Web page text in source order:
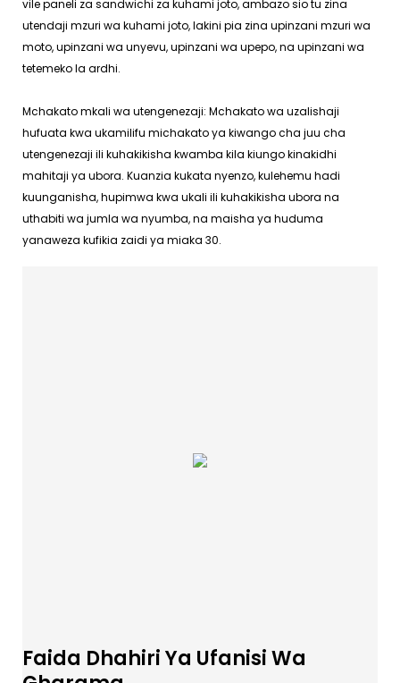
vile paneli za sandwichi za kuhami joto, ambazo sio tu zina
utendaji mzuri wa kuhami joto, lakini pia zina upinzani mzuri wa
moto, upinzani wa unyevu, upinzani wa upepo, na upinzani wa
tetemeko la ardhi.
Mchakato mkali wa utengenezaji: Mchakato wa uzalishaji
hufuata kwa ukamilifu michakato ya kiwango cha juu cha
utengenezaji ili kuhakikisha kwamba kila kiungo kinakidhi
mahitaji ya ubora. Kuanzia kukata nyenzo, kulehemu hadi
kuunganisha, hupimwa kwa ukali ili kuhakikisha ubora na
uthabiti wa jumla wa nyumba, na maisha ya huduma
yanaweza kufikia zaidi ya miaka 30.
Faida Dhahiri Ya Ufanisi Wa